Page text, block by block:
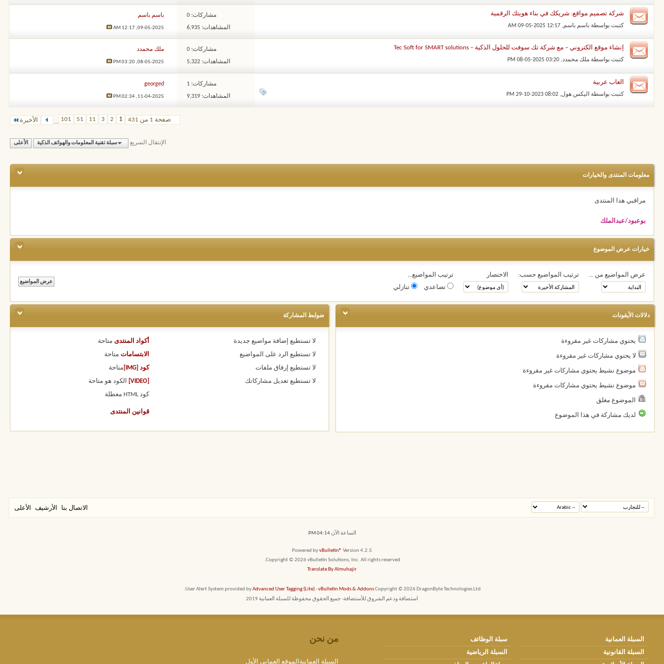
شركة تصميم مواقع: شريكك في بناء هويتك الرقمية
كتبت بواسطة باسم باسم‏, 09-05-2025 12:17 AM
مشاركات: 0
المشاهدات: 6,935
باسم باسم
09-05-2025,
12:17 AM
إنشاء موقع الكتروني – مع شركة تك سوفت للحلول الذكية – Tec Soft for SMART solutions
كتبت بواسطة ملك محمدد‏, 08-05-2025 03:20 PM
مشاركات: 0
المشاهدات: 5,322
ملك محمدد
08-05-2025,
03:20 PM
العاب عربية
كتبت بواسطة اليكس هول‏, 29-10-2023 08:02 PM
مشاركات: 1
المشاهدات: 9,319
georged
11-04-2025,
02:34 PM
صفحة 1 من 431 1
2
3
11
51
101
... الأخيرة
الإنتقال السريع سبلة تقنية المعلومات والهواتف الذكية الأعلى
معلومات المنتدى والخيارات
مراقبي هذا المنتدى
بوعبود/عبدالملك
خيارات عرض الموضوع
عرض المواضيع من ... ترتيب المواضيع حسب: الاختصار
ترتيب المواضيع...
تصاعدي
تنازلي
دلالات الأيقونات
يحتوي مشاركات غير مقروءة
لا يحتوي مشاركات غير مقروءة
موضوع نشيط يحتوي مشاركات غير مقروءة
موضوع نشيط يحتوي مشاركات مقروءة
الموضوع مغلق
لديك مشاركة في هذا الموضوع
ضوابط المشاركة
لا تستطيع إضافة مواضيع جديدة
لا تستطيع الرد على المواضيع
لا تستطيع إرفاق ملفات
لا تستطيع تعديل مشاركاتك
أكواد المنتدى متاحة
الابتسامات متاحة
كود [IMG] متاحة
الكود هو متاحة
كود HTML معطلة
قوانين المنتدى
الاتصال بنا الأرشيف الأعلى
الساعة الآن04:14 PM
Powered byvBulletin® Version 4.2.5
Copyright © 2026 vBulletin Solutions, Inc. All rights reserved.
Translate By Almuhajir
User Alert System provided byAdvanced User Tagging (Lite)-vBulletin Mods & AddonsCopyright © 2026 DragonByte Technologies Ltd.
استضافة ودعم الشروق للأستضافة- جميع الحقوق محفوظة للسبلة العمانية 2019
السبلة العمانية
سبلة الوظائف
السبلة القانونية
السبلة الرياضية
من نحن
السبلة العمانيةالموقع العماني الأول